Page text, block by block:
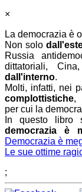
×
La democrazia è
Non solo
Russia
dittatoriali,
dall'interno.
Molti, infatti, nei
complottistiche,
per cui la
In questo
democrazia è
Democrazia è
Le sue ottime
;